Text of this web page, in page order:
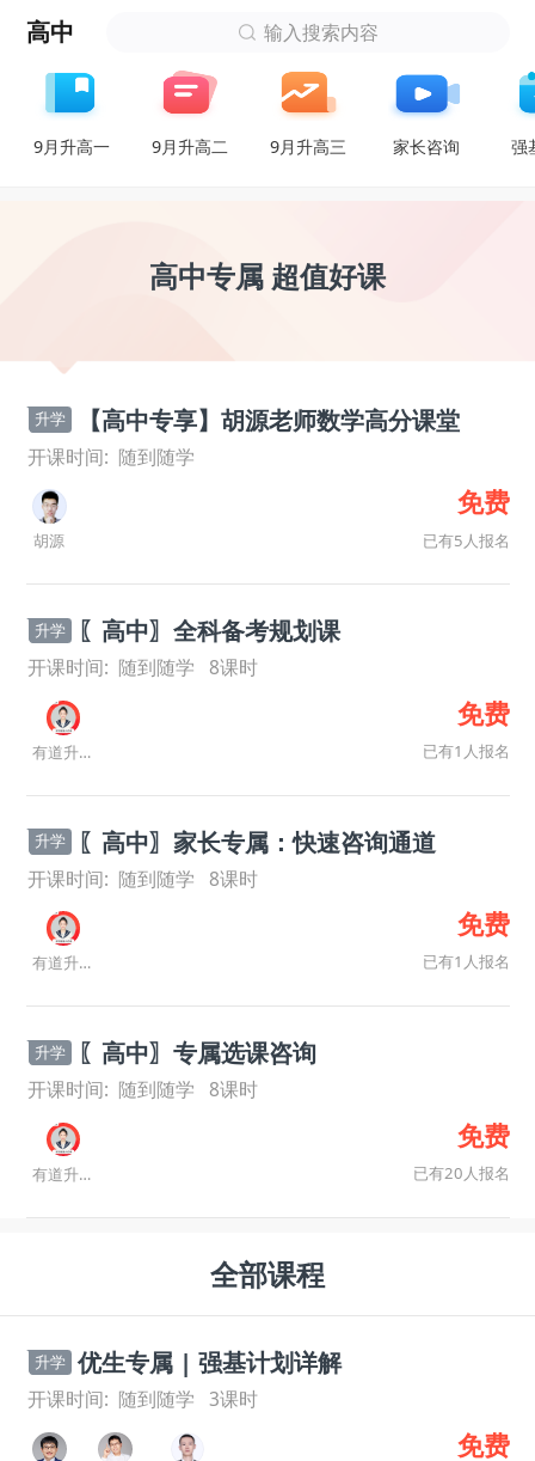
高中 输入搜索内容
9月升高一 9月升高二 9月升高三 家长咨询 强
高中专属 超值好课
升学 【高中专享】胡源老师数学高分课堂
开课时间: 随到随学
胡源
免费
已有5人报名
升学 〖高中〗全科备考规划课
开课时间: 随到随学 8课时
有道升学规划师
免费
已有1人报名
升学 〖高中〗家长专属：快速咨询通道
开课时间: 随到随学 8课时
有道升学规划师
免费
已有1人报名
升学 〖高中〗专属选课咨询
开课时间: 随到随学 8课时
有道升学规划师
免费
已有20人报名
全部课程
升学 优生专属 | 强基计划详解
开课时间: 随到随学 3课时
免费